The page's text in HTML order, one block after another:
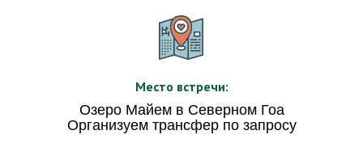
Озеро Майем в Северном Гоа
Организуем трансфер по запросу
Место встречи: